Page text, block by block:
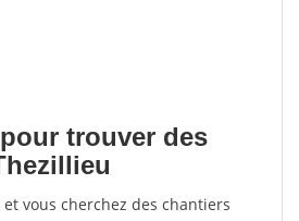
trouver des
vous cherchez des chantiers